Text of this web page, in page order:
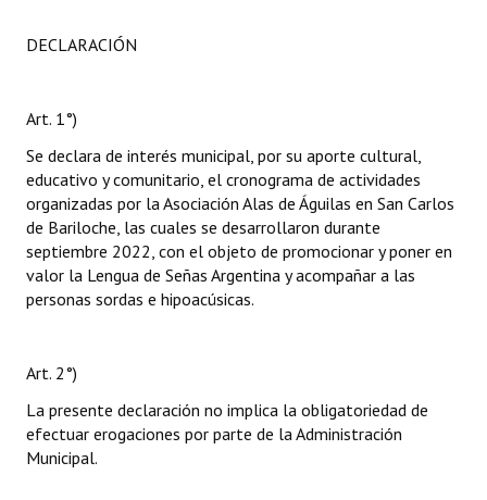
DECLARACIÓN
Art. 1°)
Se declara de interés municipal, por su aporte cultural,
educativo y comunitario, el cronograma de actividades
organizadas por la Asociación Alas de Águilas en San Carlos
de Bariloche, las cuales se desarrollaron durante
septiembre 2022, con el objeto de promocionar y poner en
valor la Lengua de Señas Argentina y acompañar a las
personas sordas e hipoacúsicas.
Art. 2°)
La presente declaración no implica la obligatoriedad de
efectuar erogaciones por parte de la Administración
Municipal.